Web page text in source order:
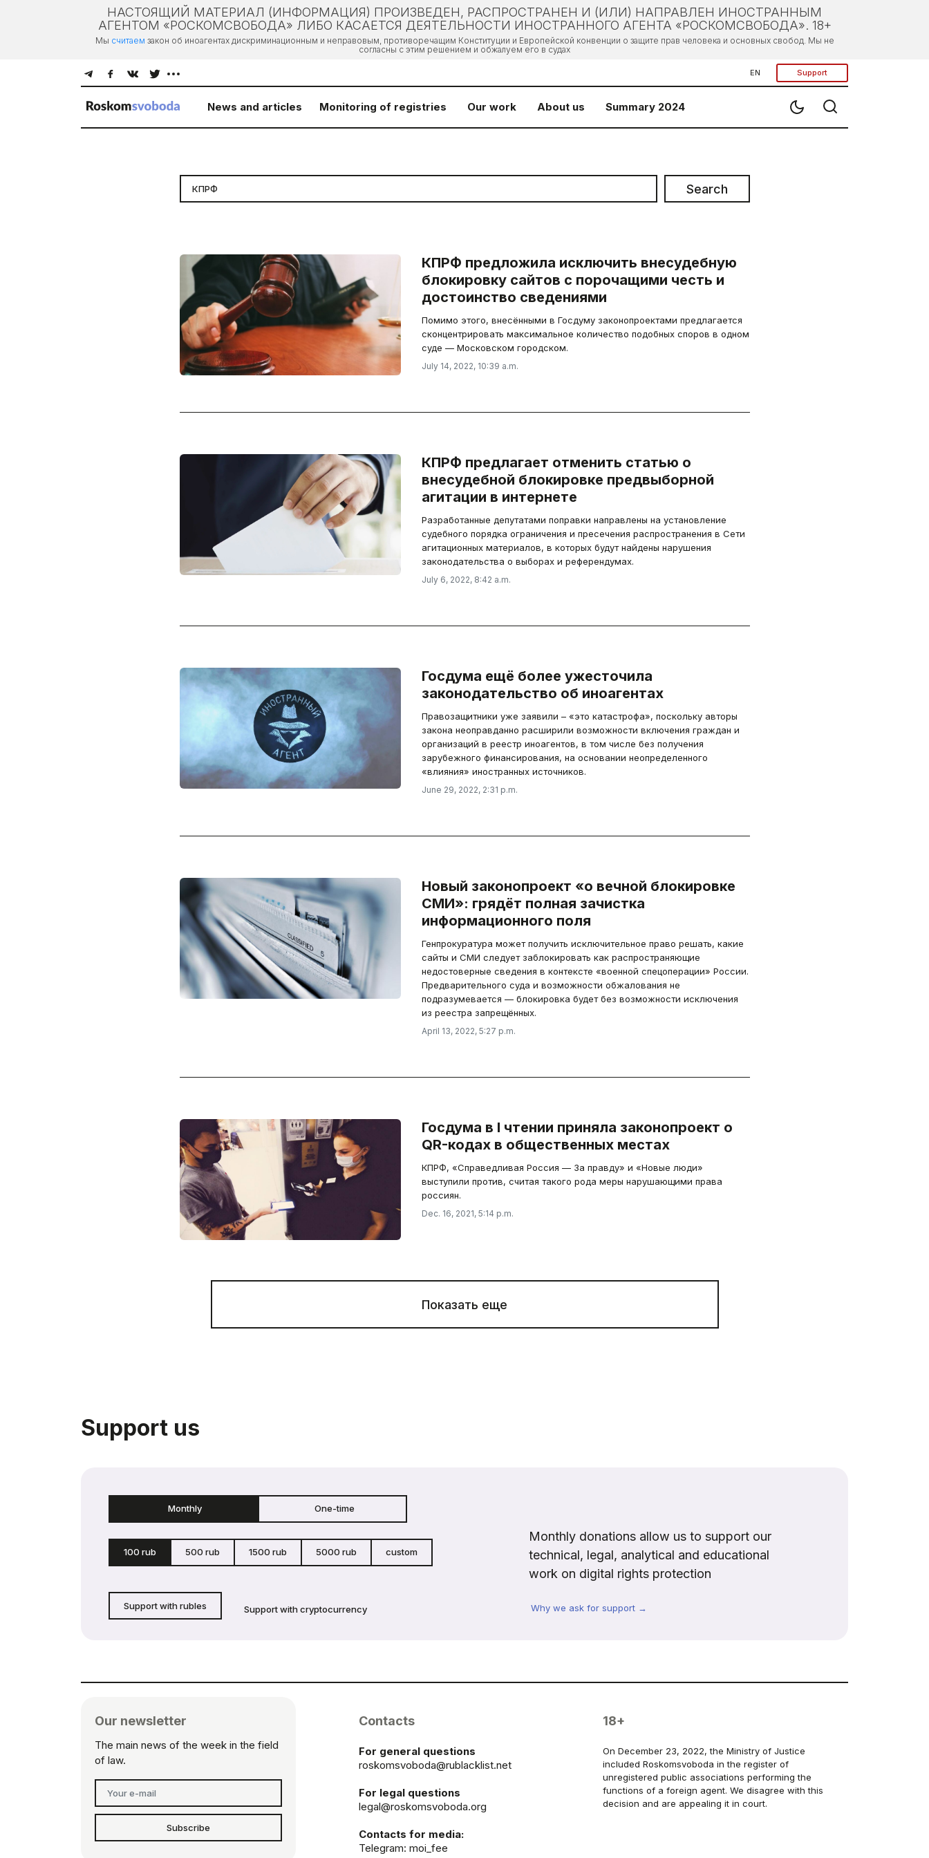
НАСТОЯЩИЙ МАТЕРИАЛ (ИНФОРМАЦИЯ) ПРОИЗВЕДЕН, РАСПРОСТРАНЕН И (ИЛИ) НАПРАВЛЕН ИНОСТРАННЫМ
АГЕНТОМ «РОСКОМСВОБОДА» ЛИБО КАСАЕТСЯ ДЕЯТЕЛЬНОСТИ ИНОСТРАННОГО АГЕНТА «РОСКОМСВОБОДА». 18+
Мы считаем закон об иноагентах дискриминационным и неправовым, противоречащим Конституции и Европейской конвенции о защите прав человека и основных свобод. Мы не
согласны с этим решением и обжалуем его в судах
EN Support
News and articles Monitoring of registries Our work About us Summary 2024
Search
КПРФ предложила исключить внесудебную
блокировку сайтов с порочащими честь и
достоинство сведениями
Помимо этого, внесёнными в Госдуму законопроектами предлагается
сконцентрировать максимальное количество подобных споров в одном
суде — Московском городском.
July 14, 2022, 10:39 a.m.
КПРФ предлагает отменить статью о
внесудебной блокировке предвыборной
агитации в интернете
Разработанные депутатами поправки направлены на установление
судебного порядка ограничения и пресечения распространения в Сети
агитационных материалов, в которых будут найдены нарушения
законодательства о выборах и референдумах.
July 6, 2022, 8:42 a.m.
Госдума ещё более ужесточила
законодательство об иноагентах
Правозащитники уже заявили – «это катастрофа», поскольку авторы
закона неоправданно расширили возможности включения граждан и
организаций в реестр иноагентов, в том числе без получения
зарубежного финансирования, на основании неопределенного
«влияния» иностранных источников.
June 29, 2022, 2:31 p.m.
Новый законопроект «о вечной блокировке
СМИ»: грядёт полная зачистка
информационного поля
Генпрокуратура может получить исключительное право решать, какие
сайты и СМИ следует заблокировать как распространяющие
недостоверные сведения в контексте «военной спецоперации» России.
Предварительного суда и возможности обжалования не
подразумевается — блокировка будет без возможности исключения
из реестра запрещённых.
April 13, 2022, 5:27 p.m.
Госдума в I чтении приняла законопроект о
QR-кодах в общественных местах
КПРФ, «Справедливая Россия — За правду» и «Новые люди»
выступили против, считая такого рода меры нарушающими права
россиян.
Dec. 16, 2021, 5:14 p.m.
Показать еще
Support us
Monthly One-time
100 rub 500 rub 1500 rub 5000 rub custom
Support with rubles Support with cryptocurrency
Monthly donations allow us to support our
technical, legal, analytical and educational
work on digital rights protection
Why we ask for support →
Our newsletter
The main news of the week in the field
of law.
Subscribe
Contacts
For general questions
roskomsvoboda@rublacklist.net
For legal questions
legal@roskomsvoboda.org
Contacts for media:
Telegram: moi_fee
18+
On December 23, 2022, the Ministry of Justice
included Roskomsvoboda in the register of
unregistered public associations performing the
functions of a foreign agent. We disagree with this
decision and are appealing it in court.